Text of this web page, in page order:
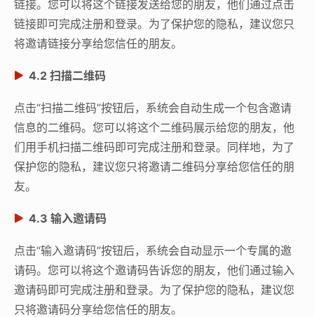
链接。您可以将这个链接发送给您的朋友，他们通过点击
链接即可完成注册和登录。为了保护您的隐私，建议您只
将邀请链接分享给您信任的朋友。
4.2 扫描二维码
点击“扫描二维码”按钮后，系统会自动生成一个包含邀请
信息的二维码。您可以将这个二维码展示给您的朋友，他
们用手机扫描二维码即可完成注册和登录。同样地，为了
保护您的隐私，建议您只将邀请二维码分享给您信任的朋
友。
4.3 输入邀请码
点击“输入邀请码”按钮后，系统会自动显示一个专属的邀
请码。您可以将这个邀请码告诉您的朋友，他们通过输入
邀请码即可完成注册和登录。为了保护您的隐私，建议您
只将邀请码分享给您信任的朋友。